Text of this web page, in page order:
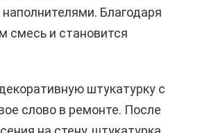
Благодаря
смесь и становится
штукатурку с
слово в ремонте. После